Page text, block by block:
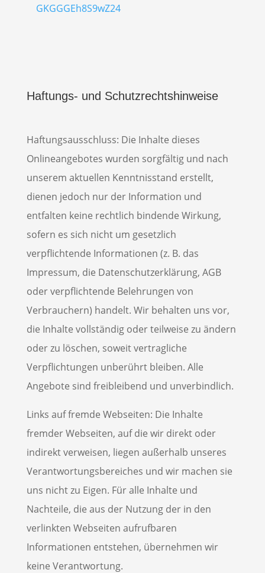
GKGGGEh8S9wZ24
Haftungs- und Schutzrechtshinweise
Haftungsausschluss: Die Inhalte dieses
Onlineangebotes wurden sorgfältig und nach
unserem aktuellen Kenntnisstand erstellt,
dienen jedoch nur der Information und
entfalten keine rechtlich bindende Wirkung,
sofern es sich nicht um gesetzlich
verpflichtende Informationen (z. B. das
Impressum, die Datenschutzerklärung, AGB
oder verpflichtende Belehrungen von
Verbrauchern) handelt. Wir behalten uns vor,
die Inhalte vollständig oder teilweise zu ändern
oder zu löschen, soweit vertragliche
Verpflichtungen unberührt bleiben. Alle
Angebote sind freibleibend und unverbindlich.
Links auf fremde Webseiten: Die Inhalte
fremder Webseiten, auf die wir direkt oder
indirekt verweisen, liegen außerhalb unseres
Verantwortungsbereiches und wir machen sie
uns nicht zu Eigen. Für alle Inhalte und
Nachteile, die aus der Nutzung der in den
verlinkten Webseiten aufrufbaren
Informationen entstehen, übernehmen wir
keine Verantwortung.